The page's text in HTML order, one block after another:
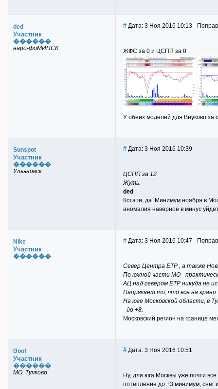
ded
Участник
������
наро-фоМИНСК
# Дата: 3 Ноя 2016 10:13 -
ЖФС за 0 и ЦСПП за 0
У обеих моделей для Внуково за
Sunspot
Участник
������
Ульяновск
# Дата: 3 Ноя 2016 10:39
ЦСПП за 12
Жуть.
ded
Кстати, да. Минимум ноября в
аномалия наверное в минус
Nike
Участник
������
# Дата: 3 Ноя 2016 10:47 -
Север Центра ЕТР , а также
По южной части МО -
АЦ над севером ЕТР никуда не
Напрягает то, что все на грани.
На юге Московской области, в
- до +8.
Московский регион на границе
Doof
Участник
������
МО. Тучково
# Дата: 3 Ноя 2016 10:51
Ну, для юга Москвы уже почти
потепление до +3 минимум, снег